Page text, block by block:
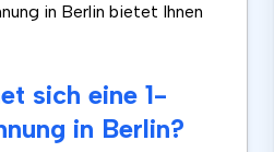
in Berlin bietet Ihnen
sich eine 1-
in Berlin?